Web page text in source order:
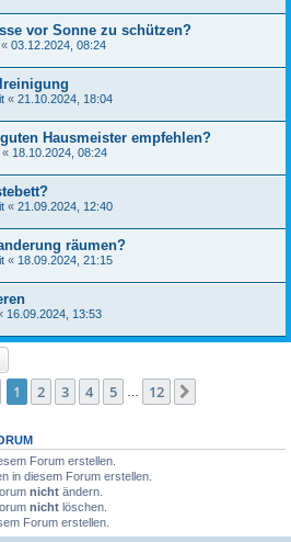
vor Sonne zu schützen?
« 03.12.2024, 08:24
« 21.10.2024, 18:04
Hausmeister empfehlen?
« 18.10.2024, 08:24
« 21.09.2024, 12:40
räumen?
« 18.09.2024, 21:15
16.09.2024, 13:53
Seite 1von 12
1 2 3 4 5 … 12
Forum erstellen.
in diesem Forum erstellen.
nicht ändern.
nicht löschen.
Forum erstellen.